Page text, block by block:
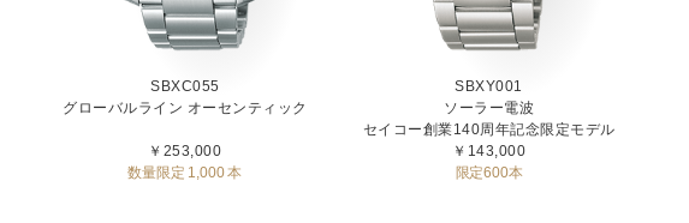
SBXC055
グローバルライン オーセンティック
￥253,000
数量限定 1,000 本
SBXY001
ソーラー電波
セイコー創業140周年記念限定モデル
￥143,000
限定600本